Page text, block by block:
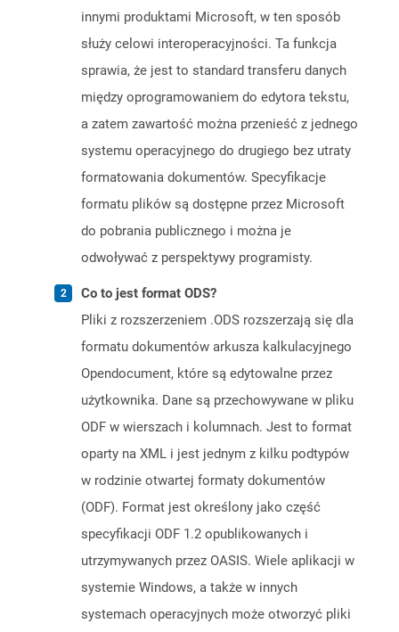
innymi produktami Microsoft, w ten sposób
służy celowi interoperacyjności. Ta funkcja
sprawia, że ​​jest to standard transferu danych
między oprogramowaniem do edytora tekstu,
a zatem zawartość można przenieść z jednego
systemu operacyjnego do drugiego bez utraty
formatowania dokumentów. Specyfikacje
formatu plików są dostępne przez Microsoft
do pobrania publicznego i można je
odwoływać z perspektywy programisty.
Co to jest format ODS?
Pliki z rozszerzeniem .ODS rozszerzają się dla
formatu dokumentów arkusza kalkulacyjnego
Opendocument, które są edytowalne przez
użytkownika. Dane są przechowywane w pliku
ODF w wierszach i kolumnach. Jest to format
oparty na XML i jest jednym z kilku podtypów
w rodzinie otwartej formaty dokumentów
(ODF). Format jest określony jako część
specyfikacji ODF 1.2 opublikowanych i
utrzymywanych przez OASIS. Wiele aplikacji w
systemie Windows, a także w innych
systemach operacyjnych może otworzyć pliki